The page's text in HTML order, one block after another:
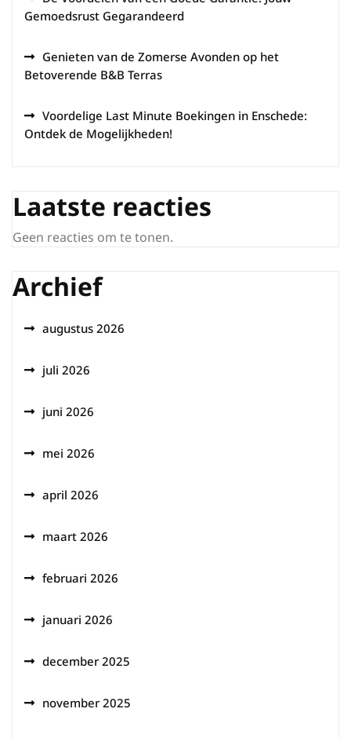
Gemoedsrust Gegarandeerd
Genieten van de Zomerse Avonden op het
Betoverende B&B Terras
Voordelige Last Minute Boekingen in Enschede:
Ontdek de Mogelijkheden!
Laatste reacties
Geen reacties om te tonen.
Archief
augustus 2026
juli 2026
juni 2026
mei 2026
april 2026
maart 2026
februari 2026
januari 2026
december 2025
november 2025